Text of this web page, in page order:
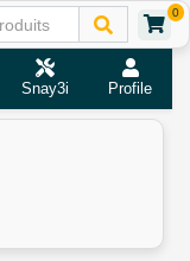
0
Snay3i Profile